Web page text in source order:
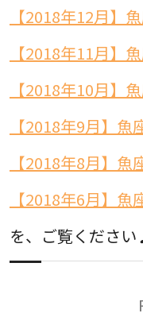
【2018年12月】
【2018年11月】
【2018年10月】
【2018年9月】
【2018年8月】
【2018年6月】
を、ご覧くださ